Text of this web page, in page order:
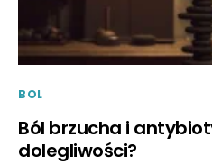
BOL
Ból brzucha i
dolegliwości?